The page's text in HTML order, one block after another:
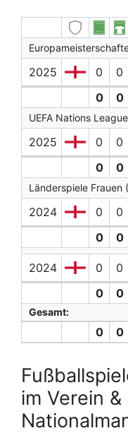
2025 0 0
0
0
UEFA Nations
2025 0 0
0
0
Länderspiele Frauen
2024 0 0
0
0
2024 0 0
0
0
Gesamt:
0 0
im Verein &